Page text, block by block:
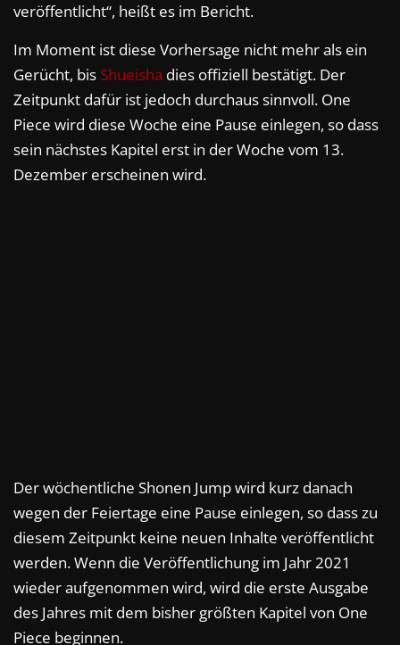
veröffentlicht“, heißt es im Bericht.
Im Moment ist diese Vorhersage nicht mehr als ein
Gerücht, bis Shueisha dies offiziell bestätigt. Der
Zeitpunkt dafür ist jedoch durchaus sinnvoll. One
Piece wird diese Woche eine Pause einlegen, so dass
sein nächstes Kapitel erst in der Woche vom 13.
Dezember erscheinen wird.
Der wöchentliche Shonen Jump wird kurz danach
wegen der Feiertage eine Pause einlegen, so dass zu
diesem Zeitpunkt keine neuen Inhalte veröffentlicht
werden. Wenn die Veröffentlichung im Jahr 2021
wieder aufgenommen wird, wird die erste Ausgabe
des Jahres mit dem bisher größten Kapitel von One
Piece beginnen.